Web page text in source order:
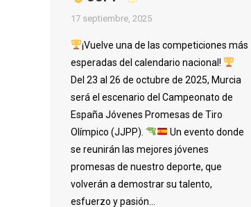
17 septiembre, 2025
¡Vuelve una de las competiciones más
esperadas del calendario nacional!
Del 23 al 26 de octubre de 2025, Murcia
será el escenario del Campeonato de
España Jóvenes Promesas de Tiro
Olímpico (JJPP).
Un evento donde
se reunirán las mejores jóvenes
promesas de nuestro deporte, que
volverán a demostrar su talento,
esfuerzo y pasión…